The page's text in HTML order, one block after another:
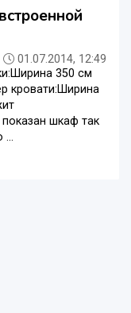
01.07.2014, 12:49
350 см
кровати:Ширина
шкаф так
...